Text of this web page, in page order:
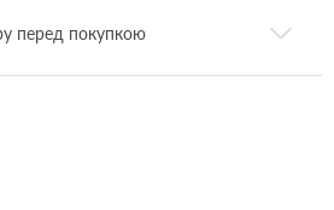
перед покупкою